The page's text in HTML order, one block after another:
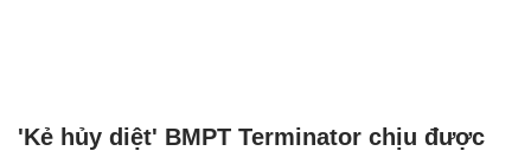
'Kẻ hủy diệt' BMPT Terminator chịu được